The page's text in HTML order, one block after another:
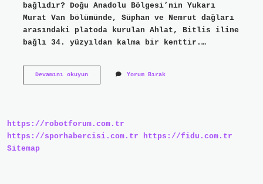
bağlıdır? Doğu Anadolu Bölgesi’nin Yukarı
Murat Van bölümünde, Süphan ve Nemrut dağları
arasındaki platoda kurulan Ahlat, Bitlis iline
bağlı 34. yüzyıldan kalma bir kenttir.…
Devamını okuyunAhlat
Yorum Bırak
https://robotforum.com.tr
https://sporhabercisi.com.tr
https://fidu.com.tr
Sitemap